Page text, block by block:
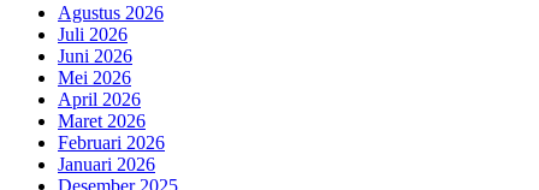
Agustus 2026
Juli 2026
Juni 2026
Mei 2026
April 2026
Maret 2026
Februari 2026
Januari 2026
Desember 2025